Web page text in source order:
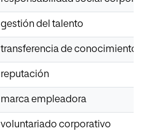
gestión del talento
transferencia de
reputación
marca empleadora
voluntariado corporativo